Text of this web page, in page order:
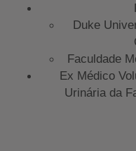
Duke
Faculdade
Ex Médico
Urinária da